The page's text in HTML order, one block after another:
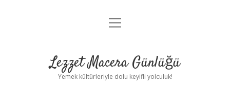
Anasayfa
Yasal Uyarı
menüyü
Lezzet Macera Günlüğü
Yemek kültürleriyle dolu keyifli yolculuk!